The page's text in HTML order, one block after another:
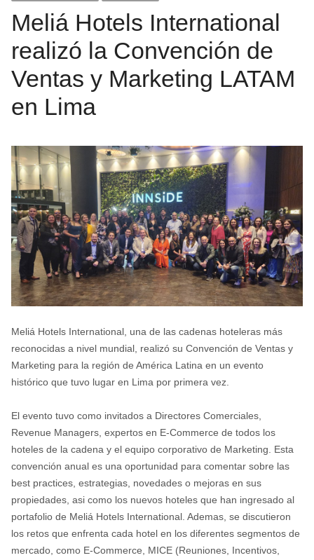
Meliá Hotels International
realizó la Convención de
Ventas y Marketing LATAM
en Lima
Meliá Hotels International, una de las cadenas hoteleras más
reconocidas a nivel mundial, realizó su Convención de Ventas y
Marketing para la región de América Latina en un evento
histórico que tuvo lugar en Lima por primera vez.
El evento tuvo como invitados a Directores Comerciales,
Revenue Managers, expertos en E-Commerce de todos los
hoteles de la cadena y el equipo corporativo de Marketing. Esta
convención anual es una oportunidad para comentar sobre las
best practices, estrategias, novedades o mejoras en sus
propiedades, asi como los nuevos hoteles que han ingresado al
portafolio de Meliá Hotels International. Ademas, se discutieron
los retos que enfrenta cada hotel en los diferentes segmentos de
mercado, como E-Commerce, MICE (Reuniones, Incentivos,